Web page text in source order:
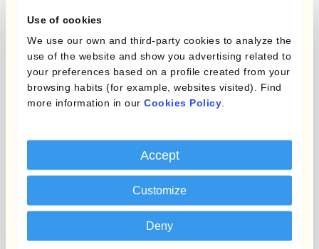
Use of cookies
We use our own and third-party cookies to analyze the
use of the website and show you advertising related to
your preferences based on a profile created from your
browsing habits (for example, websites visited). Find
more information in our Cookies Policy
Accept
Customize
Deny
The content of this website does not constitute
an offer or a solicitation to engage in any trading
strategy or the purchase or sale of any financial
instrument. Any scenarios, assumptions, historical
or simulated performances, indicative prices or
included for illustrative purposes only. Kantox
gives no assurance that any favourable scenarios
described are likely to happen, that it is possible
to trade on the terms described herein or that any
potential returns illustrated can be achieved.
Kantox does not provide any investment advice